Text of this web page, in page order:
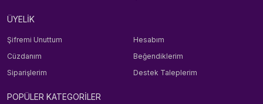
ÜYELİK
Şifremi Unuttum
Hesabım
Cüzdanım
Beğendiklerim
Siparişlerim
Destek Taleplerim
POPÜLER KATEGORİLER